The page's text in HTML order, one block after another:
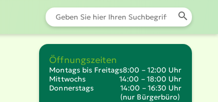
Öffnungszeiten
Montags bis Freitags8:00 – 12:00 Uhr
Mittwochs
14:00 – 18:00 Uhr
Donnerstags
14:00 – 16:30 Uhr
(nur Bürgerbüro)